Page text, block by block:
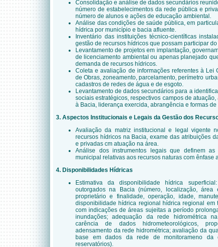
Consolidação e análise de dados secundários
número de estabelecimentos da rede pública e
número de alunos e ações de educação ambiental.
Análise das condições de saúde pública, em
hídrica por município e bacia afluente.
Inventário das instituições técnico-científicas
gestão de recursos hídricos que possam participar
Levantamento de projetos em implantação,
de licenciamento ambiental ou apenas planejado
demanda de recursos hídricos.
Coleta e avaliação de informações referentes à Lei
de Obras, zoneamento, parcelamento, perímetro
cadastros de redes de água e de esgoto.
Levantamento de dados secundários para a
sociais estratégicos, respectivos campos de
à Bacia, liderança exercida, abrangência e formas
3. Aspectos Institucionais e Legais da Gestão dos
Avaliação da matriz institucional e legal vigente
recursos hídricos na Bacia, exame das atribuições
e privadas cm atuação na área.
Análise dos instrumentos legais que definem
municipal relativas aos recursos naturas com ênfase
4. Disponibilidades Hídricas
Estimativa da disponibilidade hídrica
outorgados na Bacia (número, localização, área
proprietário e finalidade, operação, idade,
disponibilidade hídrica regional hídrica regional em
com indicações de áreas sujeitas a período
inundações; adequação da rede hidrométrica
carência de dados hidrometeorológicos,
adensamento da rede hidrométrica; avaliação da
base em dados da rede de monitorameno da
reservatórios).